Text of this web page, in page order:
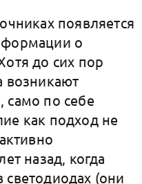
появляется
о
до сих пор
возникают
само по себе
как подход не
назад, когда
(они